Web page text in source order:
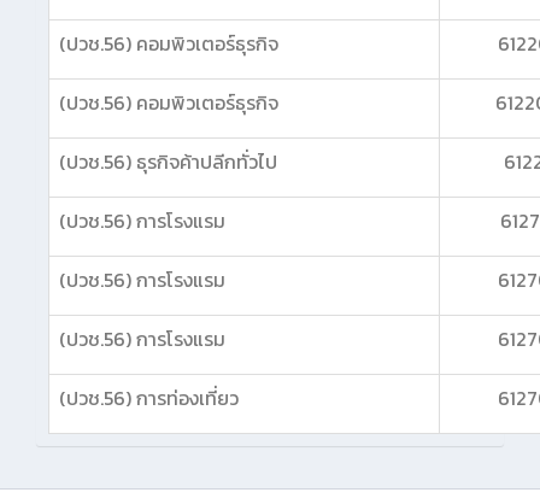
(ปวช.56) คอมพิวเตอร์ธุรกิจ
(ปวช.56) คอมพิวเตอร์ธุรกิจ
(ปวช.56) ธุรกิจค้าปลีกทั่วไป
(ปวช.56) การโรงแรม
(ปวช.56) การโรงแรม
(ปวช.56) การโรงแรม
(ปวช.56) การท่องเที่ยว